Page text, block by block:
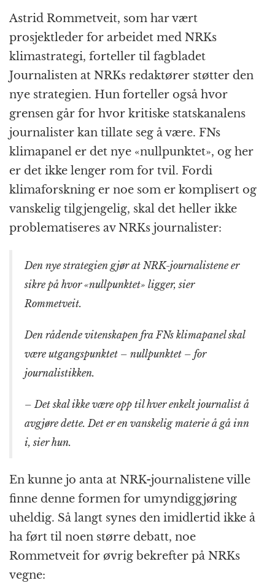
Astrid Rommetveit, som har vært
prosjektleder for arbeidet med NRKs
klimastrategi, forteller til fagbladet
Journalisten at NRKs redaktører støtter den
nye strategien. Hun forteller også hvor
grensen går for hvor kritiske statskanalens
journalister kan tillate seg å være. FNs
klimapanel er det nye «nullpunktet», og her
er det ikke lenger rom for tvil. Fordi
klimaforskning er noe som er komplisert og
vanskelig tilgjengelig, skal det heller ikke
problematiseres av NRKs journalister:
Den nye strategien gjør at NRK-journalistene er
sikre på hvor «nullpunktet» ligger, sier
Rommetveit.
Den rådende vitenskapen fra FNs klimapanel skal
være utgangspunktet – nullpunktet – for
journalistikken.
– Det skal ikke være opp til hver enkelt journalist å
avgjøre dette. Det er en vanskelig materie å gå inn
i, sier hun.
En kunne jo anta at NRK-journalistene ville
finne denne formen for umyndiggjøring
uheldig. Så langt synes den imidlertid ikke å
ha ført til noen større debatt, noe
Rommetveit for øvrig bekrefter på NRKs
vegne: